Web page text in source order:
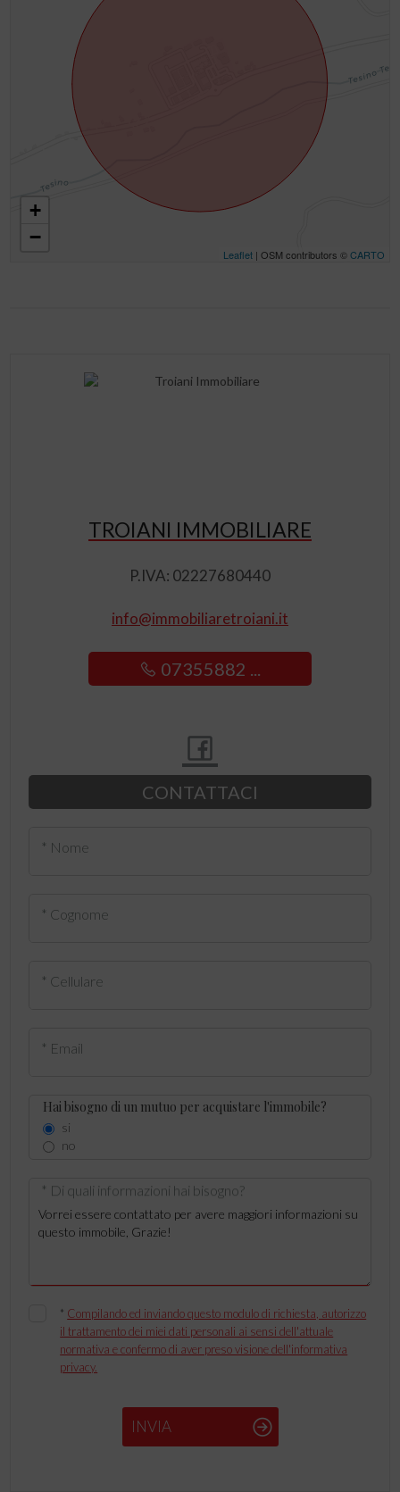
+
−
Leaflet| OSM contributors ©CARTO
TROIANI IMMOBILIARE
P.IVA: 02227680440
info@immobiliaretroiani.it
07355882 ...
CONTATTACI
* Nome
* Cognome
* Cellulare
* Email
Hai bisogno di un mutuo per acquistare l'immobile?
si
no
* Di quali informazioni hai bisogno?
* Compilando ed inviando questo modulo di richiesta, autorizzo
il trattamento dei miei dati personali ai sensi dell'attuale
normativa e confermo di aver preso visione dell'informativa
privacy.
INVIA